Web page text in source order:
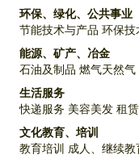
环保、绿化、公共事业
节能技术与产品 环保技
能源、矿产、冶金
石油及制品 燃气天然气
生活服务
快递服务 美容美发 租
文化教育、培训
教育培训 成人、继续教